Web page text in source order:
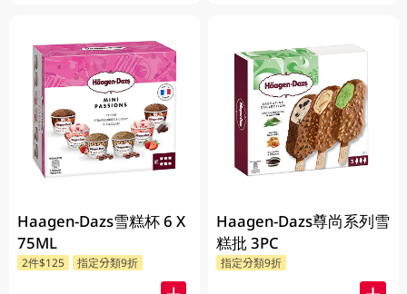
Haagen-Dazs雪糕杯 6 X
75ML
2件$125 指定分類9折
Haagen-Dazs尊尚系列雪
糕批 3PC
指定分類9折